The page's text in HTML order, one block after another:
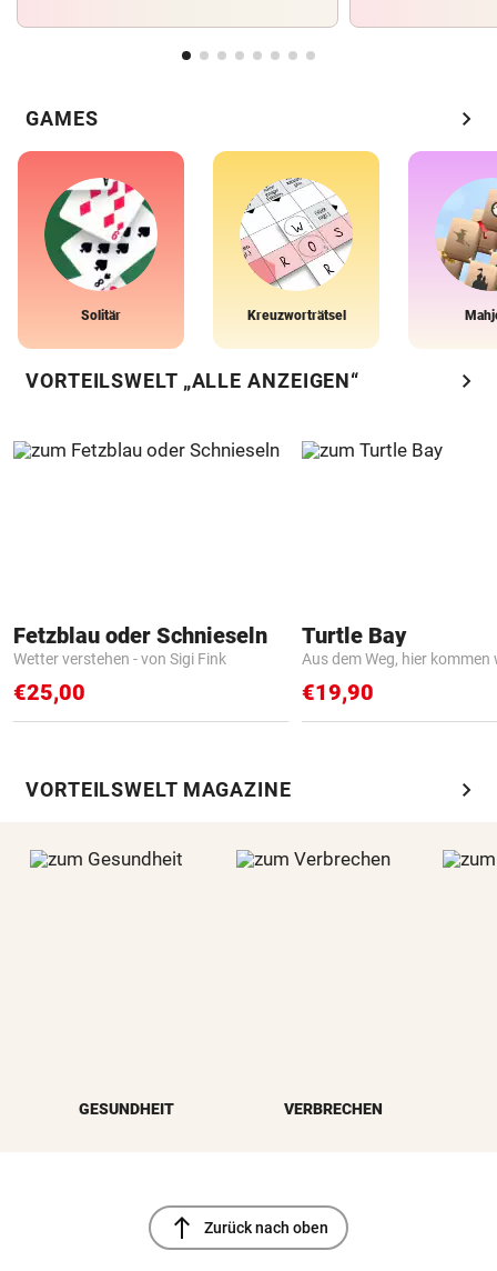
GAMES chevron_right
Solitär Kreuzworträtsel
VORTEILSWELT „ALLE ANZEIGEN“ chevron_right
Fetzblau oder Schnieseln
Wetter verstehen - von Sigi Fink
€25,00
Turtle Bay
Aus dem Weg, hier kommen
€19,90
VORTEILSWELT MAGAZINE chevron_right
GESUNDHEIT VERBRECHEN
north Zurück nach oben